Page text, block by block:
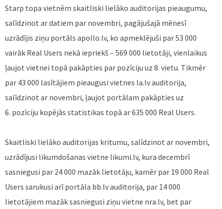
Starp topa vietnēm skaitliski lielāko auditorijas pieaugumu,
salīdzinot ar datiem par novembri, pagājušajā mēnesī
uzrādījis ziņu portāls apollo.lv, ko apmeklējuši par 53 000
vairāk Real Users nekā iepriekš – 569 000 lietotāji, vienlaikus
ļaujot vietnei topā pakāpties par pozīciju uz 8. vietu. Tikmēr
par 43 000 lasītājiem pieaugusi vietnes la.lv auditorija,
salīdzinot ar novembri, ļaujot portālam pakāpties uz
6. pozīciju kopējās statistikas topā ar 635 000 Real Users.
Skaitliski lielāko auditorijas kritumu, salīdzinot ar novembri,
uzrādījusi likumdošanas vietne likumi.lv, kura decembrī
sasniegusi par 24 000 mazāk lietotāju, kamēr par 19 000 Real
Users sarukusi arī portāla bb.lv auditorija, par 14 000
lietotājiem mazāk sasniegusi ziņu vietne nra.lv, bet par